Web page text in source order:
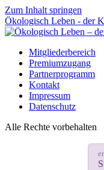
Zum Inhalt springen
Ökologisch Leben - der
Mitgliederbereich
Premiumzugang
Partnerprogramm
Kontakt
Impressum
Datenschutz
Alle Rechte vorbehalten